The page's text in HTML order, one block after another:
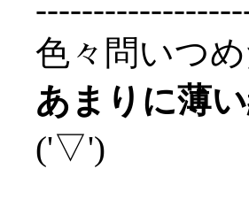
色々問いつ
あまりに薄
('▽')